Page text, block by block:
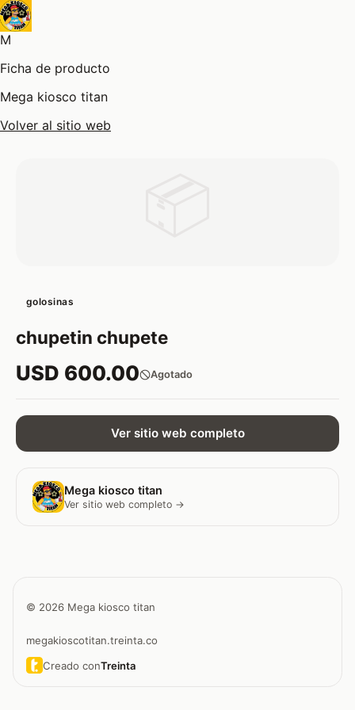
M
Ficha de producto
Mega kiosco titan
Volver al sitio web
golosinas
chupetin chupete
USD 600.00 Agotado
Ver sitio web completo
Mega kiosco titan
Ver sitio web completo →
© 2026 Mega kiosco titan
megakioscotitan.treinta.co
Creado conTreinta